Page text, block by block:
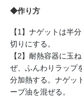
◆作り方
【1】ナゲットは半
切りにする。
【2】耐熱容器に玉
ぜ、ふんわりラップ
分加熱する。ナゲッ
ーブ油を混ぜる。